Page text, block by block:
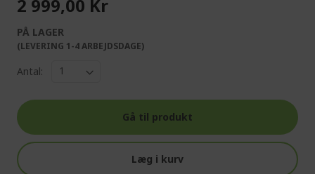
2 999,00 Kr
PÅ LAGER
(LEVERING 1-4 ARBEJDSDAGE)
Antal:
Gå til produkt
Læg i kurv